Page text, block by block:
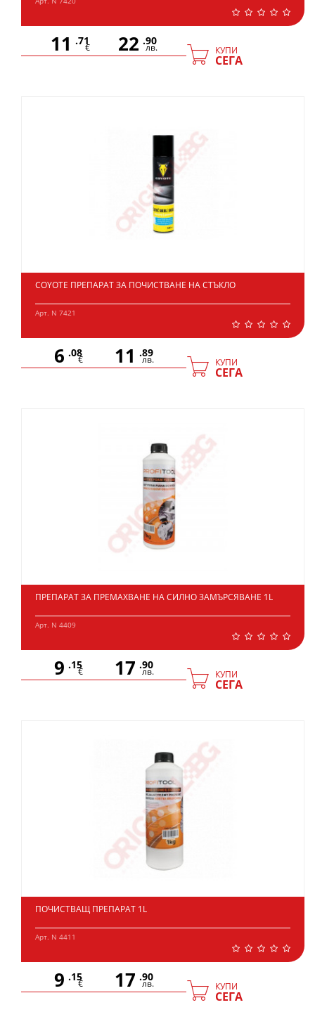
11 .71
€ 22 .90
лв. КУПИ
СЕГА
COYOTE ПРЕПАРАТ ЗА ПОЧИСТВАНЕ НА СТЪКЛО
Арт. N 7421
6 .08
€ 11 .89
лв. КУПИ
СЕГА
ПРЕПАРАТ ЗА ПРЕМАХВАНЕ НА СИЛНО ЗАМЪРСЯВАНЕ 1L
Арт. N 4409
9 .15
€ 17 .90
лв. КУПИ
СЕГА
ПОЧИСТВАЩ ПРЕПАРАТ 1L
Арт. N 4411
9 .15
€ 17 .90
лв. КУПИ
СЕГА